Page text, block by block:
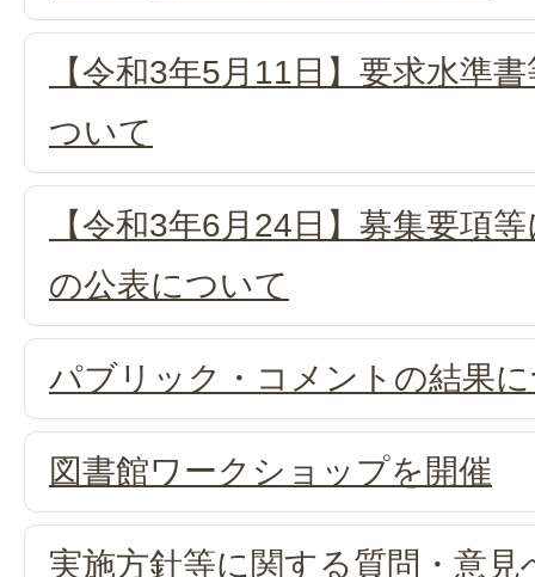
【令和3年5月11日】要求水準
ついて
【令和3年6月24日】募集要項
の公表について
パブリック・コメントの結果
図書館ワークショップを開催
実施方針等に関する質問・意